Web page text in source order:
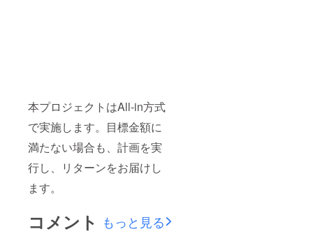
本プロジェクトはAll-in方式
で実施します。目標金額に
満たない場合も、計画を実
行し、リターンをお届けし
ます。
コメント もっと見る